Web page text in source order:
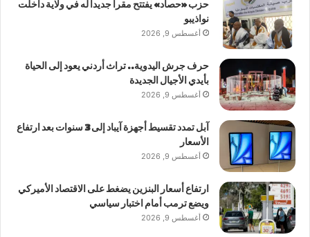
حزب «حصاد» يفتتح مقرا جديدا له في ولاية داخلت
نواذيبو
أغسطس 9, 2026
حرف جرش اليدوية.. تراث أردني يعود إلى الحياة
بأيدي الأجيال الجديدة
أغسطس 9, 2026
آبل تمدد تقسيط أجهزة آيباد إلى 3 سنوات بعد ارتفاع
الأسعار
أغسطس 9, 2026
ارتفاع أسعار البنزين يضغط على الاقتصاد الأميركي
ويضع ترمب أمام اختبار سياسي
أغسطس 9, 2026